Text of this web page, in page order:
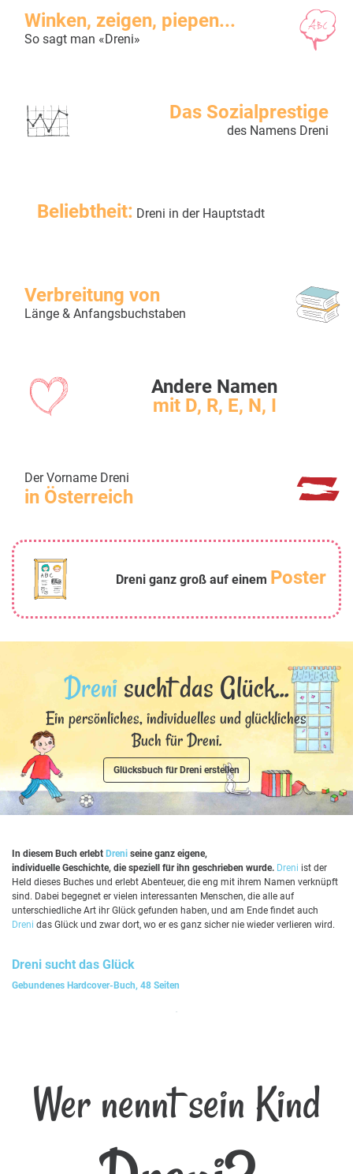
Winken, zeigen, piepen...
So sagt man «Dreni»
Das Sozialprestige
des Namens Dreni
Beliebtheit: Dreni in der Hauptstadt
Verbreitung von
Länge & Anfangsbuchstaben
Andere Namen
mit D, R, E, N, I
Der Vorname Dreni
in Österreich
Dreni ganz groß auf einem Poster
Drenisucht das Glück...
Ein persönliches, individuelles und glückliches
Buch für Dreni.
Glücksbuch für Dreni erstellen
In diesem Buch erlebt Dreni seine ganz eigene,
individuelle Geschichte, die speziell für ihn geschrieben wurde. Dreni ist der
Held dieses Buches und erlebt Abenteuer, die eng mit ihrem Namen verknüpft
sind. Dabei begegnet er vielen interessanten Menschen, die alle auf
unterschiedliche Art ihr Glück gefunden haben, und am Ende findet auch
Dreni das Glück und zwar dort, wo er es ganz sicher nie wieder verlieren wird.
Dreni sucht das Glück
Gebundenes Hardcover-Buch, 48 Seiten
Wer nennt sein Kind